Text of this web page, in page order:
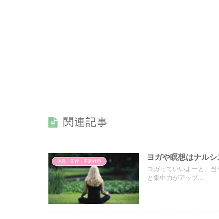
関連記事
休息・回復・不調対策 ヨガや瞑想はナル
ヨガっていいよーと、
と集中力がアップ...